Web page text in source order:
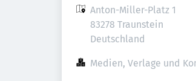
Anton-Miller-Platz 1
83278 Traunstein
Deutschland
Medien, Verlage und